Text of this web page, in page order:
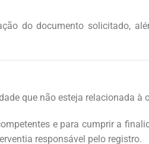
do documento solicitado,
que não esteja relacionada à
e para cumprir a
responsável pelo registro.